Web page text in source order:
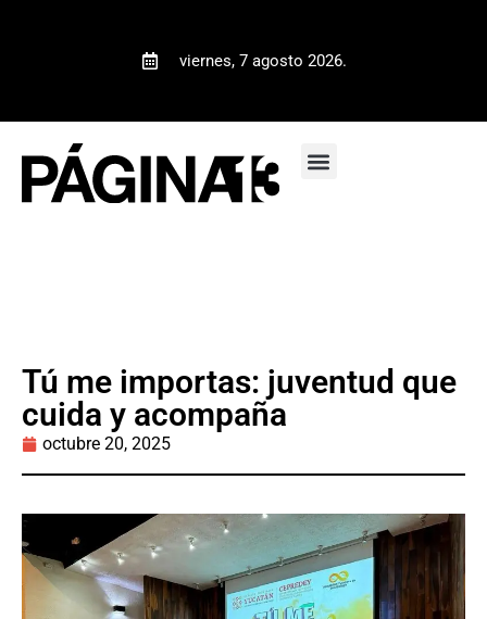
viernes, 7 agosto 2026.
Tú me importas: juventud que
cuida y acompaña
octubre 20, 2025